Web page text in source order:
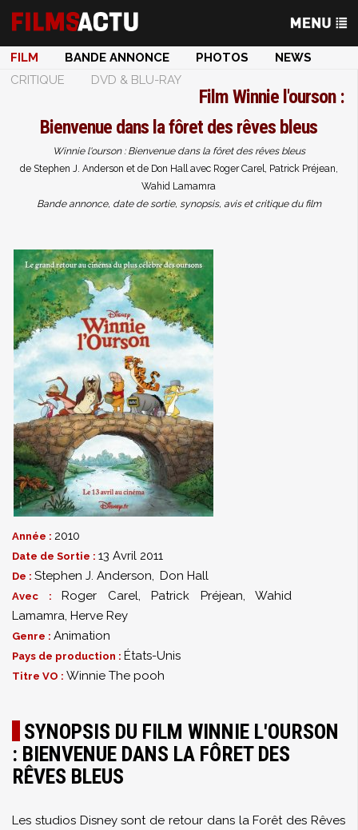
FILM BANDE ANNONCE PHOTOS
NEWS
CRITIQUE
DVD & BLU-RAY
FilmWinnie l'ourson :
Bienvenue dans la fôret des rêves bleus
Winnie l'ourson : Bienvenue dans la fôret des rêves bleus
de Stephen J. Anderson et de Don Hall avec Roger Carel, Patrick Préjean,
Wahid Lamamra
Bande annonce, date de sortie, synopsis, avis et critique du film
Année : 2010
Date de Sortie : 13 Avril 2011
De : Stephen J. Anderson, Don Hall
Avec : Roger Carel, Patrick Préjean, Wahid
Lamamra, Herve Rey
Genre : Animation
Pays de production : États-Unis
Titre VO : Winnie The pooh
SYNOPSIS DU FILM WINNIE L'OURSON
: BIENVENUE DANS LA FÔRET DES
RÊVES BLEUS
Les studios Disney sont de retour dans la Forêt des Rêves